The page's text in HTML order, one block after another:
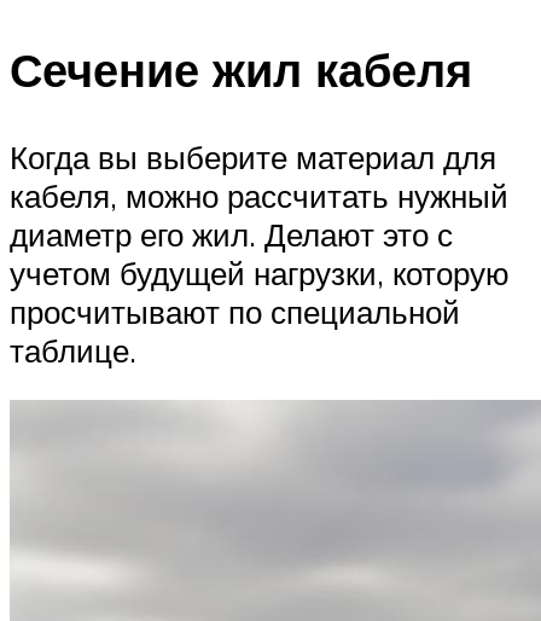
Сечение жил кабеля
Когда вы выберите материал для
кабеля, можно рассчитать нужный
диаметр его жил. Делают это с
учетом будущей нагрузки, которую
просчитывают по специальной
таблице.